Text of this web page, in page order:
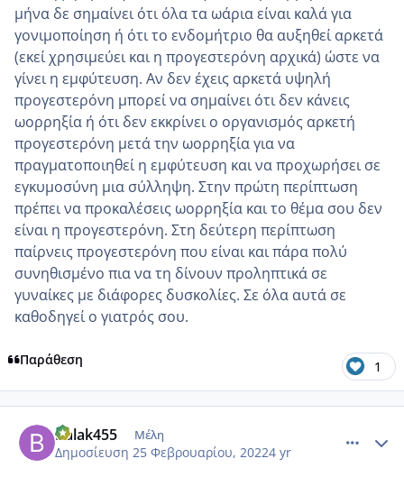
μήνα δε σημαίνει ότι όλα τα ωάρια είναι καλά για
γονιμοποίηση ή ότι το ενδομήτριο θα αυξηθεί αρκετά
(εκεί χρησιμεύει και η προγεστερόνη αρχικά) ώστε να
γίνει η εμφύτευση. Αν δεν έχεις αρκετά υψηλή
προγεστερόνη μπορεί να σημαίνει ότι δεν κάνεις
ωορρηξία ή ότι δεν εκκρίνει ο οργανισμός αρκετή
προγεστερόνη μετά την ωορρηξία για να
πραγματοποιηθεί η εμφύτευση και να προχωρήσει σε
εγκυμοσύνη μια σύλληψη. Στην πρώτη περίπτωση
πρέπει να προκαλέσεις ωορρηξία και το θέμα σου δεν
είναι η προγεστερόνη. Στη δεύτερη περίπτωση
παίρνεις προγεστερόνη που είναι και πάρα πολύ
συνηθισμένο πια να τη δίνουν προληπτικά σε
γυναίκες με διάφορες δυσκολίες. Σε όλα αυτά σε
καθοδηγεί ο γιατρός σου.
Παράθεση 1
Balak455 Μέλη
Δημοσίευση 25 Φεβρουαρίου, 20224 yr